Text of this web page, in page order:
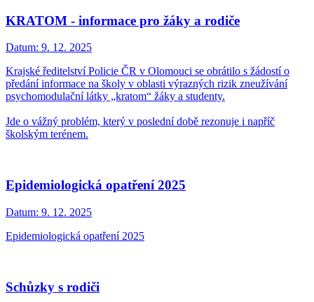
KRATOM - informace pro žáky a rodiče
Datum: 9. 12. 2025
Krajské ředitelství Policie ČR v Olomouci se obrátilo s žádostí o
předání informace na školy v oblasti výrazných rizik zneužívání
psychomodulační látky „kratom“ žáky a studenty.
Jde o vážný problém, který v poslední době rezonuje i napříč
školským terénem.
Epidemiologická opatření 2025
Datum: 9. 12. 2025
Epidemiologická opatření 2025
Schůzky s rodiči